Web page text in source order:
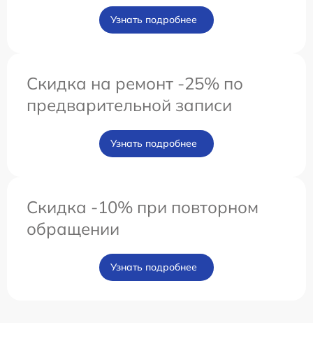
Узнать подробнее
Скидка на ремонт -25% по
предварительной записи
Узнать подробнее
Скидка -10% при повторном
обращении
Узнать подробнее